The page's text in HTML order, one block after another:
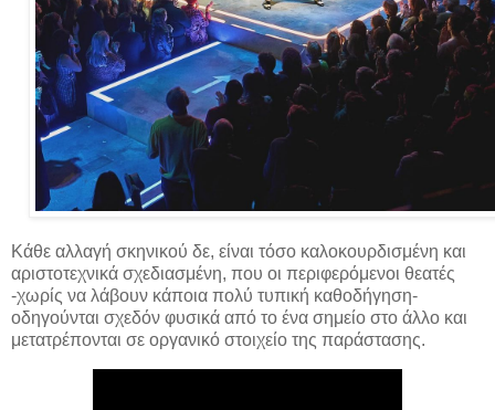
Κάθε αλλαγή σκηνικού δε, είναι τόσο καλοκουρδισμένη και
αριστοτεχνικά σχεδιασμένη, που οι περιφερόμενοι θεατές
-χωρίς να λάβουν κάποια πολύ τυπική καθοδήγηση-
οδηγούνται σχεδόν φυσικά από το ένα σημείο στο άλλο και
μετατρέπονται σε οργανικό στοιχείο της παράστασης.